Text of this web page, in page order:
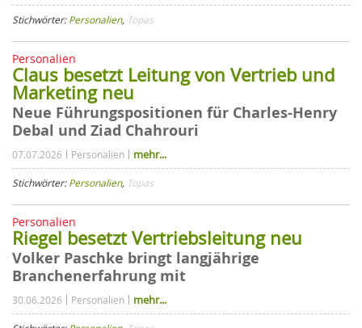
Stichwörter:Personalien, Topas
Personalien
Claus besetzt Leitung von Vertrieb und
Marketing neu
Neue Führungspositionen für Charles-Henry
Debal und Ziad Chahrouri
07.07.2026 Personalien mehr...
Stichwörter:Personalien, Topas
Personalien
Riegel besetzt Vertriebsleitung neu
Volker Paschke bringt langjährige
Branchenerfahrung mit
30.06.2026 Personalien mehr...